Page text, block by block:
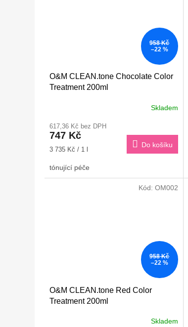
958 Kč
–22 %
O&M CLEAN.tone Chocolate Color
Treatment 200ml
Skladem
617,36 Kč bez DPH
747 Kč
Měrná
3 735 Kč / 1 l
Do košíku
tónující péče
958 Kč
–22 %
O&M CLEAN.tone Red Color
Treatment 200ml
Skladem
Kód: OM002